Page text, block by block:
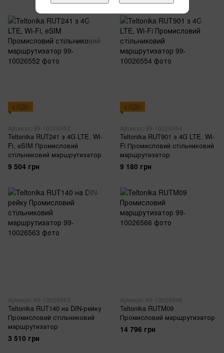
з ПДВ
Артикул: 99-10026552
Teltonika RUT241 з 4G LTE, Wi-
Fi, eSIM Промисловий
стільниковий маршрутизатор
9 504 грн
з ПДВ
Артикул: 99-10026554
Teltonika RUT901 з 4G LTE, Wi-
Fi Промисловий стільниковий
маршрутизатор
9 180 грн
Артикул: 99-10026563
Teltonika RUT140 на DIN-рейку
Промисловий стільниковий
маршрутизатор
3 510 грн
Артикул: 99-10026566
Teltonika RUTM09
Промисловий маршрутизатор
14 796 грн